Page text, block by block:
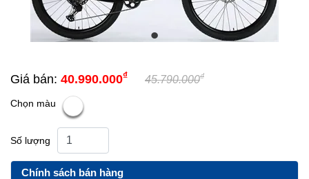
Giá bán: 40.990.000₫ 45.790.000₫
Chọn màu
Số lượng
Chính sách bán hàng